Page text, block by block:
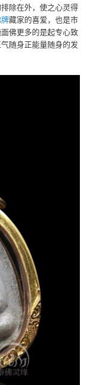
除在外，使之心灵得
藏家的喜爱，也是市
佛更多的是起专心致
随身正能量随身的发